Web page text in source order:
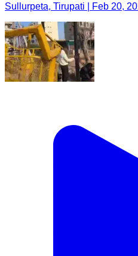
Sullurpeta, Tirupati | Feb 20,